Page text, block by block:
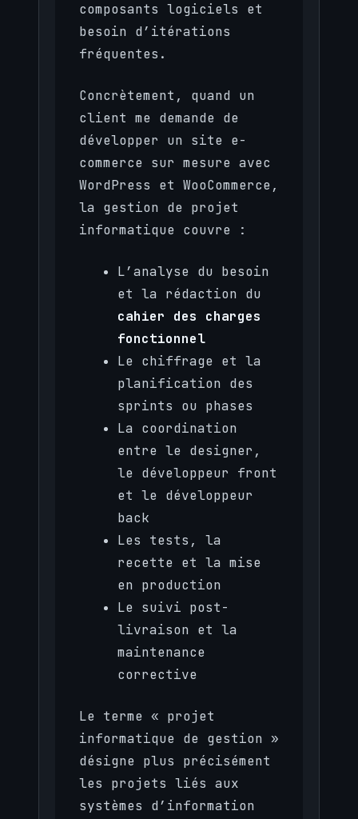
composants logiciels et
besoin d’itérations
fréquentes.
Concrètement, quand un
client me demande de
développer un site e-
commerce sur mesure avec
WordPress et WooCommerce,
la gestion de projet
informatique couvre :
L’analyse du besoin
et la rédaction du
cahier des charges
fonctionnel
Le chiffrage et la
planification des
sprints ou phases
La coordination
entre le designer,
le développeur front
et le développeur
back
Les tests, la
recette et la mise
en production
Le suivi post-
livraison et la
maintenance
corrective
Le terme « projet
informatique de gestion »
désigne plus précisément
les projets liés aux
systèmes d’information